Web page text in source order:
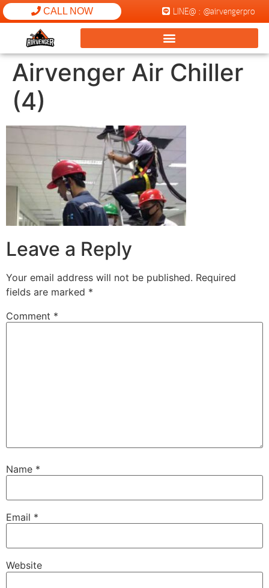
CALL NOW LINE@ : @airvengerpro
Airvenger Air Chiller
(4)
Leave a Reply
Your email address will not be published. Required
fields are marked *
Comment *
Name *
Email *
Website